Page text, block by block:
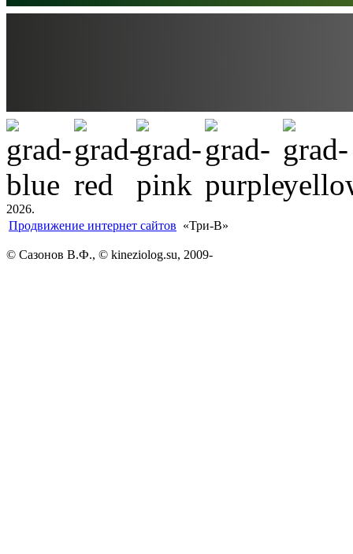
2026.
Продвижение интернет сайтов «Три-В»
© Сазонов В.Ф., © kineziolog.su, 2009-